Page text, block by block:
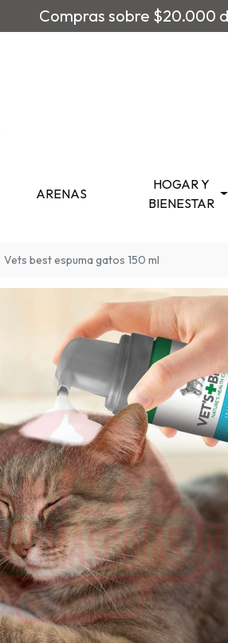
Compras sobre $20.000
ARENAS
HOGAR Y
BIENESTAR
Vets best espuma gatos 150 ml